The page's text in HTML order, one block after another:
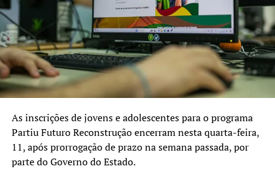
As inscrições de jovens e adolescentes para o programa
Partiu Futuro Reconstrução encerram nesta quarta-feira,
11, após prorrogação de prazo na semana passada, por
parte do Governo do Estado.